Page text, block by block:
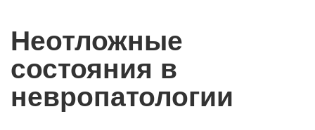
Неотложные
состояния в
невропатологии